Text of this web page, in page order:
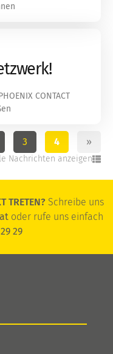
CONTACT
3 4 »
Nachrichten anzeigen
TRETEN? Schreibe uns
oder rufe uns einfach
29